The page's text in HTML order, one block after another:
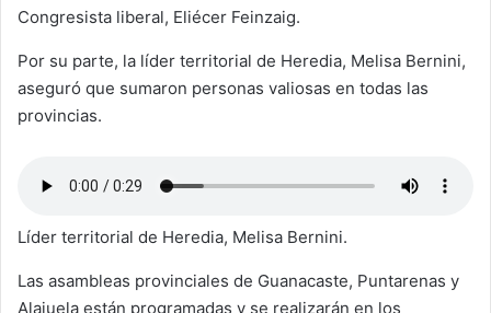
Congresista liberal, Eliécer Feinzaig.
Por su parte, la líder territorial de Heredia, Melisa Bernini,
aseguró que sumaron personas valiosas en todas las
provincias.
Líder territorial de Heredia, Melisa Bernini.
Las asambleas provinciales de Guanacaste, Puntarenas y
Alajuela están programadas y se realizarán en los